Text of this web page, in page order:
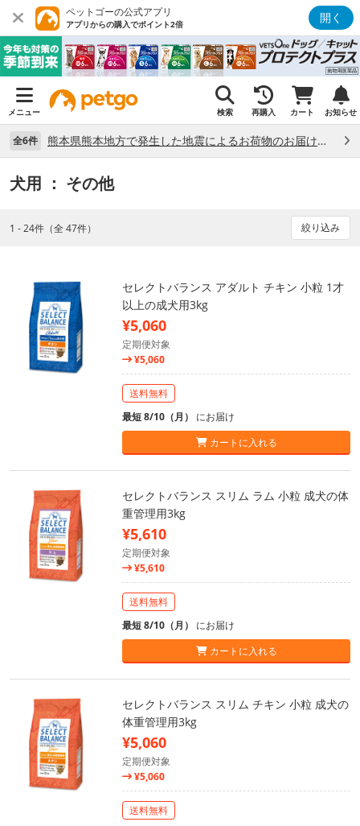
ペットゴーの公式アプリ
アプリからの購入でポイント2倍 開く
メニュー 検索 再購入 カート お知らせ
全6件 熊本県熊本地方で発生した地震によるお荷物のお届け状況について （7/28）
犬用 ： その他
1 - 24件（全 47件） 絞り込み
セレクトバランス アダルト チキン 小粒 1才
以上の成犬用3kg
¥5,060
定期便対象
¥5,060
送料無料
最短 8/10（月） にお届け
カートに入れる
セレクトバランス スリム ラム 小粒 成犬の体
重管理用3kg
¥5,610
定期便対象
¥5,610
送料無料
最短 8/10（月） にお届け
カートに入れる
セレクトバランス スリム チキン 小粒 成犬の
体重管理用3kg
¥5,060
定期便対象
¥5,060
送料無料